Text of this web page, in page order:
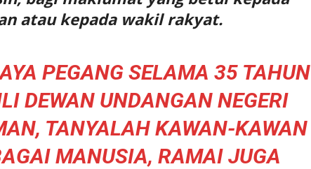
atau kepada wakil rakyat.
PEGANG SELAMA 35 TAHUN
DEWAN UNDANGAN NEGERI
TANYALAH KAWAN-KAWAN
MANUSIA, RAMAI JUGA